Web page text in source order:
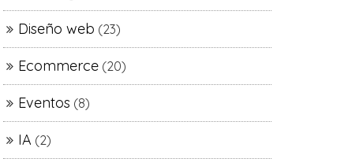
Diseño web (23)
Ecommerce (20)
Eventos (8)
IA (2)